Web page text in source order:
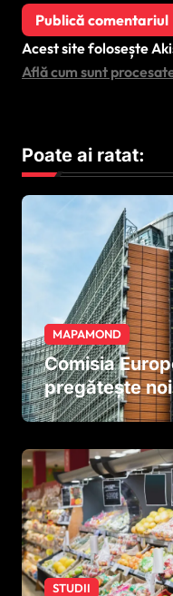
Acest site folosește
Află cum sunt
Poate ai ratat:
MAPAMOND
Comisia
pregătește
tutun și
STUDII